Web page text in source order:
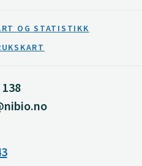
OG STATISTIKK